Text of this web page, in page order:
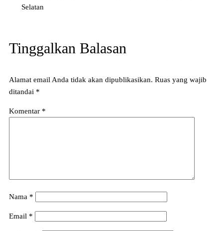
Selatan
Tinggalkan Balasan
Alamat email Anda tidak akan dipublikasikan. Ruas yang wajib
ditandai *
Komentar *
Nama *
Email *